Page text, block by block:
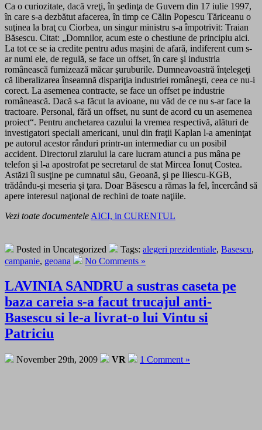
Ca o curiozitate, dacă vreţi, în şedinţa de Guvern din 17 iulie 1997,
în care s-a dezbătut afacerea, în timp ce Călin Popescu Tăriceanu o
suţinea la braţ cu Ciorbea, un singur ministru s-a împotrivit: Traian
Băsescu. Citat: „Domnilor, acum este o chestiune de principiu aici.
La tot ce se ia credite pentru adus maşini de afară, indiferent cum s-
ar numi ele, de regulă, se face un offset, în care şi industria
românească furnizează măcar şuruburile. Dumneavoastră înţelegeţi
că liberalizarea înseamnă dispariţia industriei româneşti, ceea ce nu-i
corect. La asemenea contracte, se face un offset pe industrie
românească. Dacă s-a făcut la avioane, nu văd de ce nu s-ar face la
tractoare. Personal, fără un offset, nu sunt de acord cu un asemenea
proiect“. Pentru anchetarea cazului la vremea respectivă, alături de
investigatori speciali americani, unul din fraţii Kaplan l-a ameninţat
pe autorul acestor rânduri printr-un intermediar cu un posibil
accident. Directorul ziarului la care lucram atunci a pus mâna pe
telefon şi l-a apostrofat pe secretarul de stat Mircea Ionuţ Costea.
Astăzi îl susţine pe cumnatul său, Geoană, şi pe Iliescu-KGB,
trădându-şi meseria şi ţara. Doar Băsescu a rămas la fel, încercând să
apere interesul naţional de rechini de toate naţiile.
Vezi toate documentele AICI, in CURENTUL
Posted in Uncategorized Tags: alegeri prezidentiale, Basescu,
campanie, geoana No Comments »
LAVINIA SANDRU a sustras caseta pe
baza careia s-a facut trucajul anti-
Basescu si le-a livrat-o lui Vintu si
Patriciu
November 29th, 2009 VR 1 Comment »